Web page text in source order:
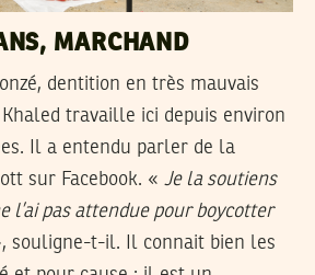
MARCHAND
dentition en très mauvais
Khaled travaille ici depuis environ
Il a entendu parler de la
sur Facebook. « Je la soutiens
l’ai pas attendue pour boycotter
souligne-t-il. Il connait bien les